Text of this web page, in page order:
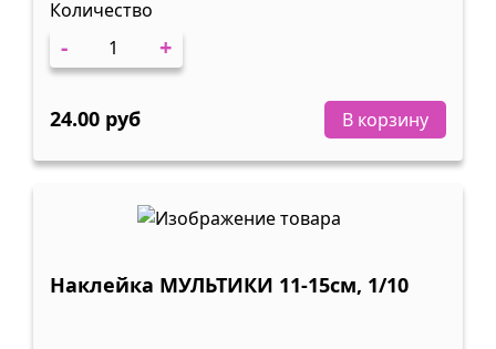
Количество
- +
24.00 руб В корзину
Наклейка МУЛЬТИКИ 11-15см, 1/10